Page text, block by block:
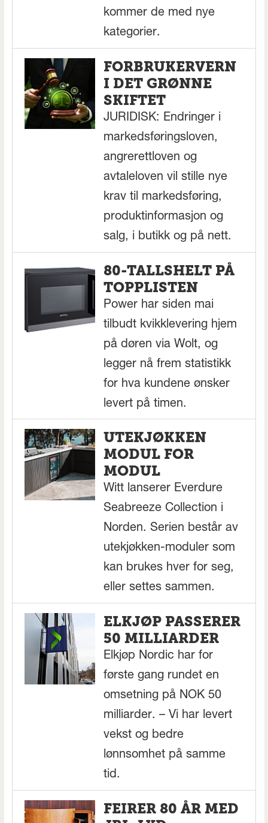
kommer de med nye
kategorier.
FORBRUKERVERN
I DET GRØNNE
SKIFTET
JURIDISK: Endringer i
markedsføringsloven,
angrerettloven og
avtaleloven vil stille nye
krav til markedsføring,
produktinformasjon og
salg, i butikk og på nett.
80-TALLSHELT PÅ
TOPPLISTEN
Power har siden mai
tilbudt kvikklevering hjem
på døren via Wolt, og
legger nå frem statistikk
for hva kundene ønsker
levert på timen.
UTEKJØKKEN
MODUL FOR
MODUL
Witt lanserer Everdure
Seabreeze Collection i
Norden. Serien består av
utekjøkken-moduler som
kan brukes hver for seg,
eller settes sammen.
ELKJØP PASSERER
50 MILLIARDER
Elkjøp Nordic har for
første gang rundet en
omsetning på NOK 50
milliarder. – Vi har levert
vekst og bedre
lønnsomhet på samme
tid.
FEIRER 80 ÅR MED